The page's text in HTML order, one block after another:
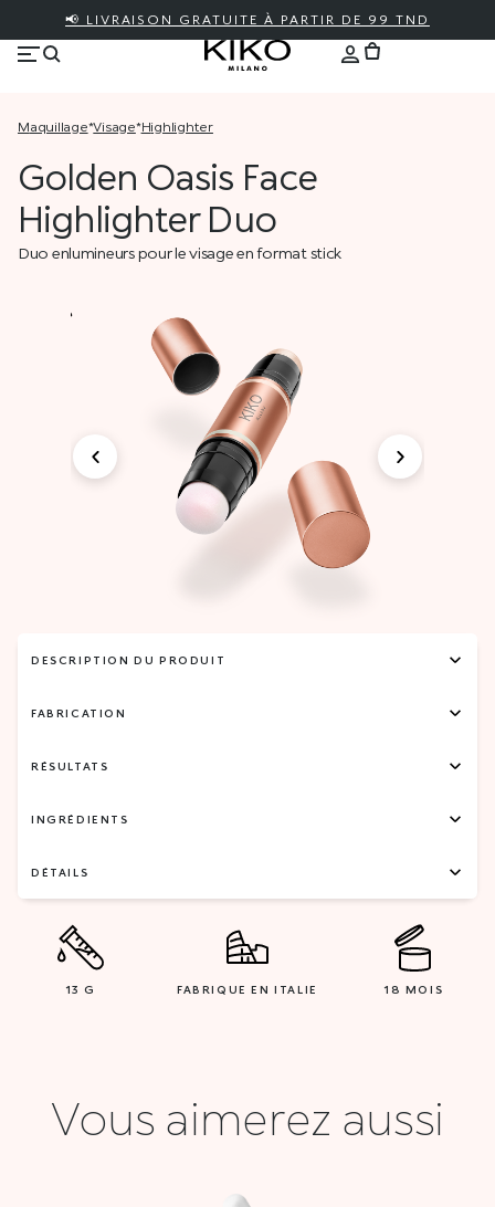
📢 LIVRAISON GRATUITE À PARTIR DE 99 TND
maquillage* visage* highlighter
Golden Oasis Face
Highlighter Duo
Duo enlumineurs pour le visage en format stick
DESCRIPTION DU PRODUIT
FABRICATION
RÉSULTATS
INGRÉDIENTS
DÉTAILS
13 G FABRIQUE EN ITALIE 18 MOIS
Vous aimerez aussi